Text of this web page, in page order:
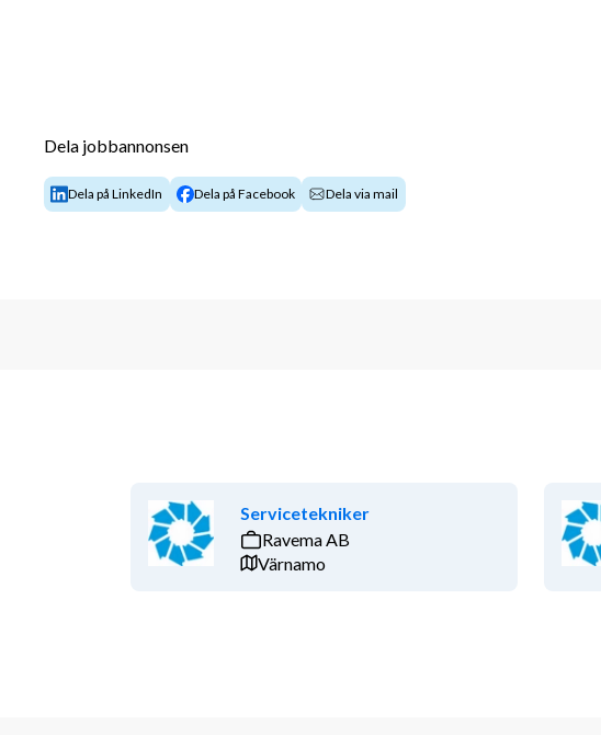
Dela jobbannonsen
Dela på LinkedIn Dela på Facebook Dela via mail
Servicetekniker
Ravema AB
Värnamo